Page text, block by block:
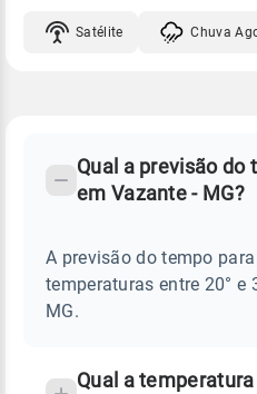
Satélite Chuva
VAZANTE
Perguntas
sobre
chuva
Qual a previsão do
em Vazante - MG?
A previsão do tempo
temperaturas entre 20° e
MG.
Qual a